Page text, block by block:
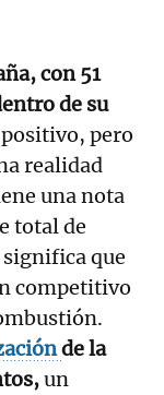
con 51
de su
pero
realidad
una nota
total de
que
competitivo
de la
un